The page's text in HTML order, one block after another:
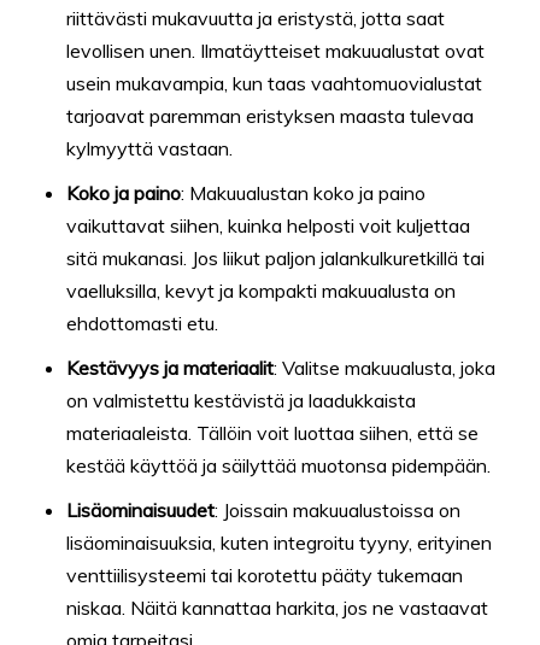
riittävästi mukavuutta ja eristystä, jotta saat
levollisen unen. Ilmatäytteiset makuualustat ovat
usein mukavampia, kun taas vaahtomuovialustat
tarjoavat paremman eristyksen maasta tulevaa
kylmyyttä vastaan.
Koko ja paino: Makuualustan koko ja paino
vaikuttavat siihen, kuinka helposti voit kuljettaa
sitä mukanasi. Jos liikut paljon jalankulkuretkillä tai
vaelluksilla, kevyt ja kompakti makuualusta on
ehdottomasti etu.
Kestävyys ja materiaalit: Valitse makuualusta, joka
on valmistettu kestävistä ja laadukkaista
materiaaleista. Tällöin voit luottaa siihen, että se
kestää käyttöä ja säilyttää muotonsa pidempään.
Lisäominaisuudet: Joissain makuualustoissa on
lisäominaisuuksia, kuten integroitu tyyny, erityinen
venttiilisysteemi tai korotettu pääty tukemaan
niskaa. Näitä kannattaa harkita, jos ne vastaavat